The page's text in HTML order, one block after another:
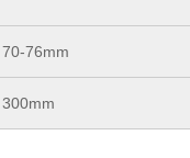
70-76mm
300mm